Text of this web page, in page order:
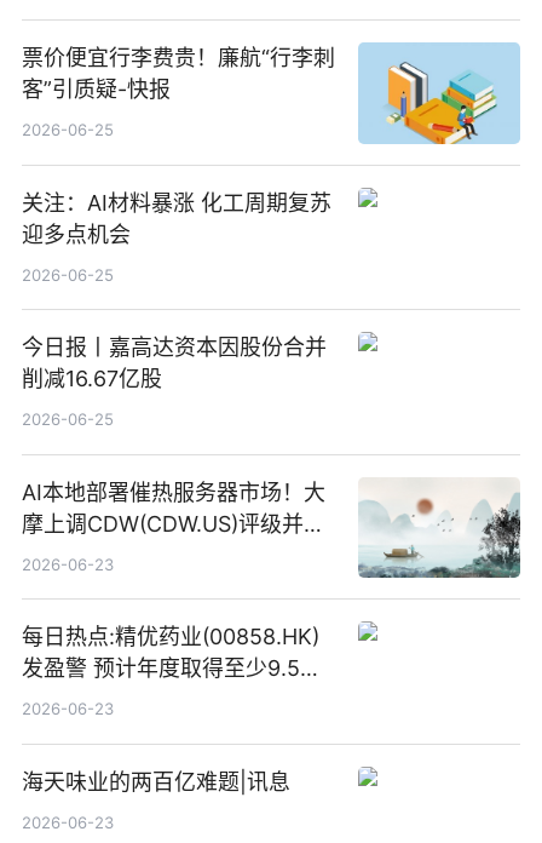
票价便宜行李费贵！廉航“行李刺
客”引质疑-快报
2026-06-25
关注：AI材料暴涨 化工周期复苏
迎多点机会
2026-06-25
今日报丨嘉高达资本因股份合并
削减16.67亿股
2026-06-25
AI本地部署催热服务器市场！大
摩上调CDW(CDW.US)评级并看
高IBM(IBM.US)戴尔(DELL.US)
2026-06-23
每日热点:精优药业(00858.HK)
发盈警 预计年度取得至少9.5亿
港元的亏损 同比盈转亏
2026-06-23
海天味业的两百亿难题|讯息
2026-06-23